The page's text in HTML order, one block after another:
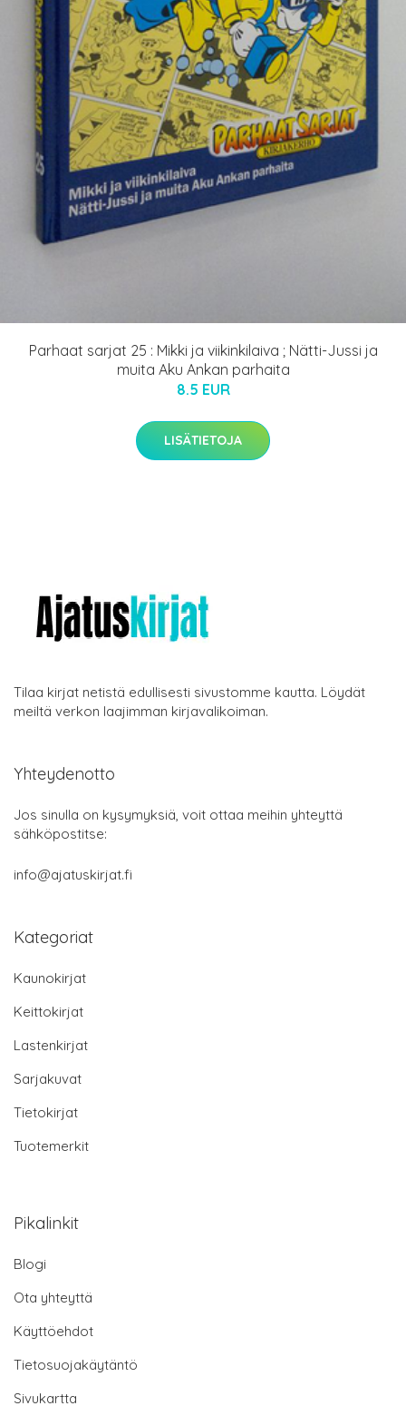
Parhaat sarjat 25 : Mikki ja viikinkilaiva ; Nätti-Jussi ja
muita Aku Ankan parhaita
8.5 EUR
LISÄTIETOJA
Tilaa kirjat netistä edullisesti sivustomme kautta. Löydät
meiltä verkon laajimman kirjavalikoiman.
Yhteydenotto
Jos sinulla on kysymyksiä, voit ottaa meihin yhteyttä
sähköpostitse:
info@ajatuskirjat.fi
Kategoriat
Kaunokirjat
Keittokirjat
Lastenkirjat
Sarjakuvat
Tietokirjat
Tuotemerkit
Pikalinkit
Blogi
Ota yhteyttä
Käyttöehdot
Tietosuojakäytäntö
Sivukartta